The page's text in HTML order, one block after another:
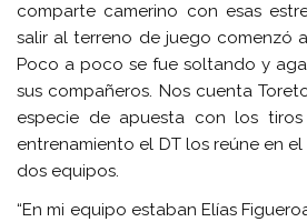
comparte camerino con esas
salir al terreno de juego comenzó
Poco a poco se fue soltando y
sus compañeros. Nos cuenta
especie de apuesta con los
entrenamiento el DT los reúne en
dos equipos.
“En mi equipo estaban Elías